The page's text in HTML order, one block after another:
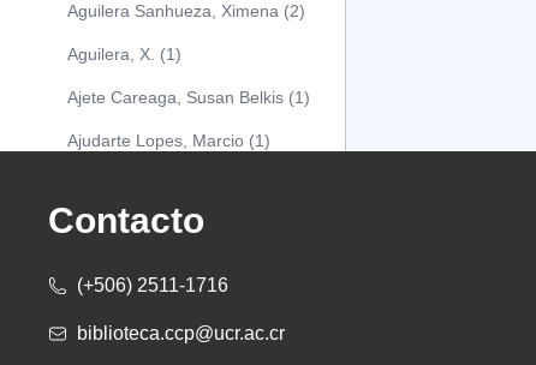
Aguilera Sanhueza, Ximena (2)
Aguilera, X. (1)
Ajete Careaga, Susan Belkis (1)
Ajudarte Lopes, Marcio (1)
(1)
Albareda Tiana (1)
Alcócer Alfaro, Diana (1)
Contacto
(+506) 2511-1716
biblioteca.ccp@ucr.ac.cr